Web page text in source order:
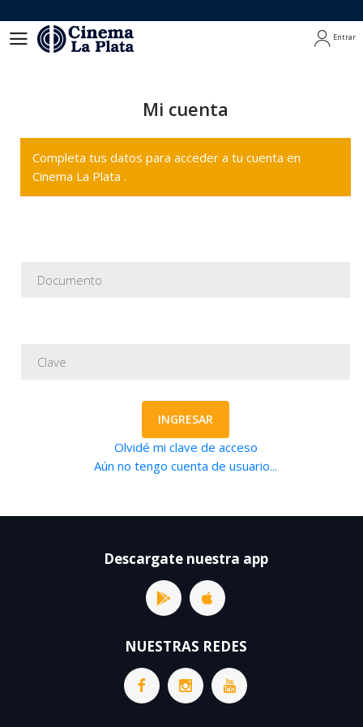
Entrar
Mi cuenta
Completa tus datos para acceder a tu cuenta en
Cinema La Plata .
INGRESAR
Olvidé mi clave de acceso
Aún no tengo cuenta de usuario...
Descargate nuestra app
NUESTRAS REDES